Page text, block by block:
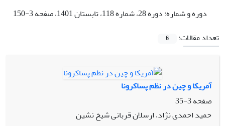
دوره و شماره:دوره 28، شماره 118، تابستان 1401، صفحه 3-150
تعداد مقالات:
6
آمریکا و چین در نظم پساکرونا
صفحه3-35
حمید احمدی نژاد، ارسلان قربانی شیخ نشین